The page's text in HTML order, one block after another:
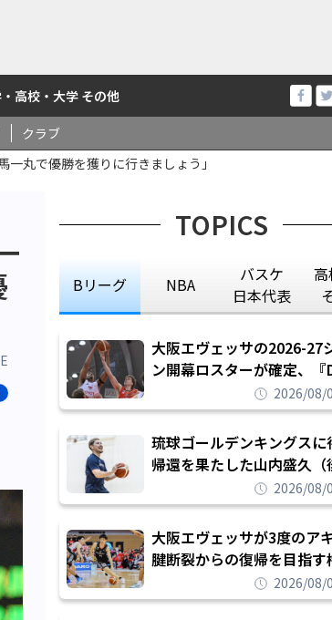
高校・大学 その他
クラブ
丸で優勝を獲りに行きましょう」
TOPICS
Bリーグ NBA
バスケ
日本代表
高
大阪エヴェッサの2026-27
ン開幕ロスターが確定、『
FIGHT』のチームカルチ
し進めて結果を求めるシー
2026/08/
琉球ゴールデンキングスに
帰還を果たした山内盛久（
「1人のウチナーンチュと
んなが誇りに思えるチーム
いく」
2026/08/
大阪エヴェッサが3度のア
腱断裂からの復帰を目指す
哉と契約を締結「もう一
に立ちたい」
2026/08/